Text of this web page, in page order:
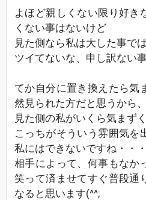
よほど親しくない限り好き
くない事はないけど
見た側なら私は大した事で
ツイてないな、申し訳ない
てか自分に置き換えたら気
然見られた方だと思うから、
見た側の私がいくら気まず
こっちがそういう雰囲気を
私にはできないですね・・・
相手によって、何事もなか
笑って済ませてすぐ普段通
なると思います(^^;